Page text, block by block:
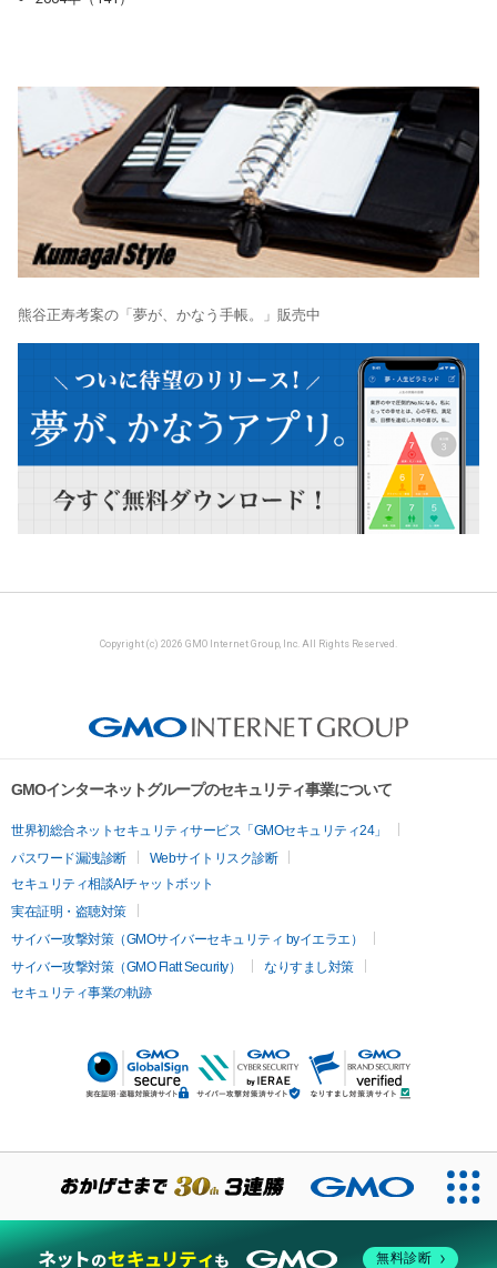
熊谷正寿考案の「夢が、かなう手帳。」販売中
Copyright (c) 2026 GMO Internet Group, Inc. All Rights Reserved.
GMOインターネットグループのセキュリティ事業について
世界初総合ネットセキュリティサービス「GMOセキュリティ24」
パスワード漏洩診断
Webサイトリスク診断
セキュリティ相談AIチャットボット
実在証明・盗聴対策
サイバー攻撃対策（GMOサイバーセキュリティ byイエラエ）
サイバー攻撃対策（GMO Flatt Security）
なりすまし対策
セキュリティ事業の軌跡
無料診断